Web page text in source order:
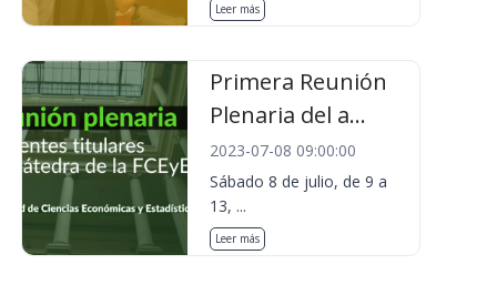
Leer más
Primera Reunión
Plenaria del a...
2023-07-08 09:00:00
Sábado 8 de julio, de 9 a
13, ...
Leer más